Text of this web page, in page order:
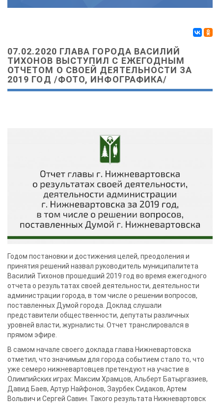
07.02.2020 ГЛАВА ГОРОДА ВАСИЛИЙ
ТИХОНОВ ВЫСТУПИЛ С ЕЖЕГОДНЫМ
ОТЧЕТОМ О СВОЕЙ ДЕЯТЕЛЬНОСТИ ЗА
2019 ГОД /ФОТО, ИНФОГРАФИКА/
ГЛАВА ГОРОДА ВАСИЛИЙ ТИХОНОВ
ВЫСТУПИЛ С ЕЖЕГОДНЫМ ОТЧЕТОМ
О СВОЕЙ ДЕЯТЕЛЬНОСТИ ЗА 2019
ГОД /ФОТО, ИНФОГРАФИКА/
Годом постановки и достижения целей, преодоления и
принятия решений назвал руководитель муниципалитета
Василий Тихонов прошедший 2019 год во время ежегодного
отчета о результатах своей деятельности, деятельности
администрации города, в том числе о решении вопросов,
поставленных Думой города. Доклад слушали
представители общественности, депутаты различных
уровней власти, журналисты. Отчет транслировался в
прямом эфире.
В самом начале своего доклада глава Нижневартовска
отметил, что значимым для города событием стало то, что
уже семеро нижневартовцев претендуют на участие в
Олимпийских играх: Максим Храмцов, Альберт Батыргазиев,
Давид Баев, Артур Найфонов, Заурбек Сидаков, Артем
Вольвич и Сергей Савин. Такого результата Нижневартовск